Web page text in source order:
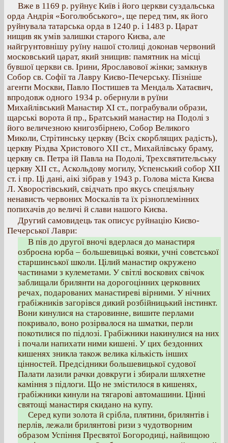
Вже в 1169 р. руйнує Київ і його церкви суздальська
орда Андрія «Боголюбського», ще перед тим, як його
руйнувала татарська орда в 1240 р. і 1483 р. Царат
нищив як умів залишки старого Києва, але
найгрунтовнішу руїну нашої столиці доконав червоний
московський царат, який знищив: памятник на місці
бувшої церкви св. Ірини, Ярославової жінки; замкнув
Собор св. Софії та Лавру Києво-Печерську. Пізніше
агенти Москви, Павло Постишев та Мендаль Хатаєвич,
впродовж одного 1934 р. обернули в руїни
Михайлівський Манастир XI ст., пограбували образи,
щарські ворота й пр., Братський манастир на Подолі з
його величезною книгозбірнею, Собор Великого
Миколи, Стрітинську церкву (Всіх скорблящих радість),
церкву Різдва Христового XII ст., Михайлівську браму,
церкву св. Петра ій Павла на Подолі, Трехсвятительську
церкву XII ст., Аскольдову могилу, Успенський собор XII
ст. і пр. Ці дані, аікі зібрав у 1943 р. Голова міста Києва
Л. Хворостівський, свідчать про якусь спеціяльну
ненависть червоних Москалів та їх різноплемінних
попихачів до величі й слави нашого Києва.
Другий самовидець так описує руйнацію Києво-
Печерської Лаври:
В пів до другої вночі вдерлася до манастиря
озброєна юрба – большевицькі вояки, учні совєтської
старшинської школи. Цілий манастир окружено
частинами з кулеметами. У світлі воскових свічок
заблищали брилянти на дорогоцінних церковних
речах, подарованих манастиреві вірними. У нічних
грабіжників загорівся дикий розбійницький інстинкт.
Вони кинулися на старовинне, вишите перлами
покривало, воно розірвалося на шматки, перли
покотилися по підлозі. Грабіжники накинулися на них
і почали напихати ними кишені. У цих бездонних
кишенях зникла також велика кількість інших
цінностей. Предсідники большевицької судової
Палати лазили рачки довкруги і збирали шляхетне
каміння з підлоги. Що не змістилося в кишенях,
грабіжники кинули на тягарові автомашини. Цінні
святощі манастиря скидано на купу.
Серед купи золота й срібла, плятини, брилянтів і
перлів, лежали брилянтові ризи з чудотворним
образом Успіння Пресвятої Богородиці, найвищою